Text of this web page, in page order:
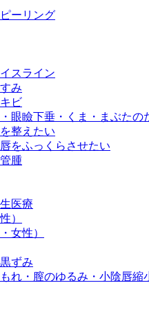
ーリング
スライン
み
ビ
眼瞼下垂・くま・まぶたの
整えたい
をふっくらさせたい
腫
医療
）
女性）
ずみ
れ・膣のゆるみ・小陰唇縮